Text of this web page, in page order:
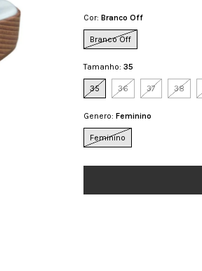
Cor: Branco Off
Branco Off
Tamanho: 35
35 36 37 38
Genero: Feminino
Feminino